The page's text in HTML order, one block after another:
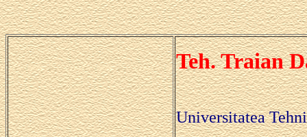
Teh. Traian
Universitatea